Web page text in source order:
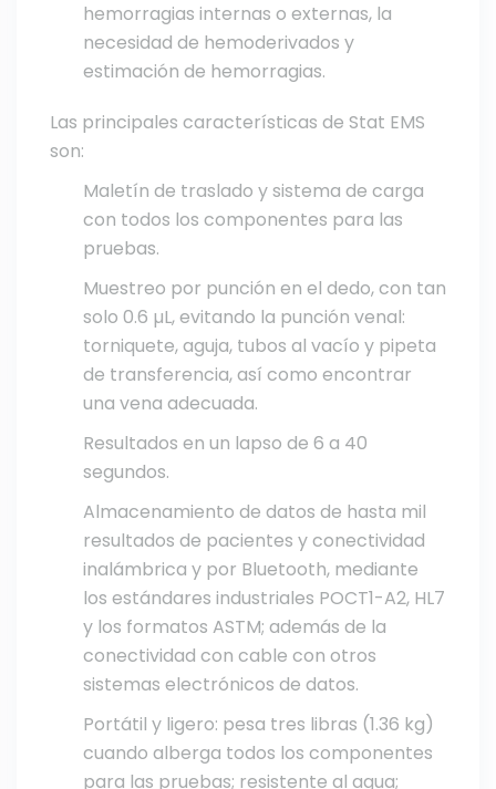
hemorragias internas o externas, la
necesidad de hemoderivados y
estimación de hemorragias.
Las principales características de Stat EMS
son:
Maletín de traslado y sistema de carga
con todos los componentes para las
pruebas.
Muestreo por punción en el dedo, con tan
solo 0.6 µL, evitando la punción venal:
torniquete, aguja, tubos al vacío y pipeta
de transferencia, así como encontrar
una vena adecuada.
Resultados en un lapso de 6 a 40
segundos.
Almacenamiento de datos de hasta mil
resultados de pacientes y conectividad
inalámbrica y por Bluetooth, mediante
los estándares industriales POCT1-A2, HL7
y los formatos ASTM; además de la
conectividad con cable con otros
sistemas electrónicos de datos.
Portátil y ligero: pesa tres libras (1.36 kg)
cuando alberga todos los componentes
para las pruebas; resistente al agua;